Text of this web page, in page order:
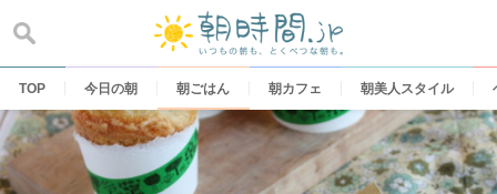
content
TOP 今日の朝 朝ごはん 朝カフェ 朝美人スタイル